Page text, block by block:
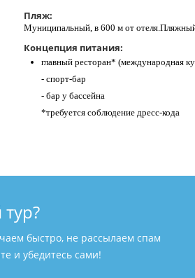
Пляж:
Муниципальный, в 600 м от
Концепция питания:
главный ресторан* (международная
- спорт-бар
- бар у бассейна
*требуется соблюдение дресс-кода
быстро, не рассылаем спам
и убедитесь сами!